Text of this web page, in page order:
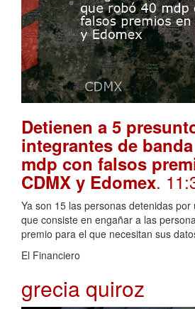
Detienen a 5
integrantes de
mdp con falsos
CDMX y Edomex.
Ya son 15 las personas detenidas
que consiste en engañar a las
premio para el que necesitan sus
El Financiero
grecia quiroz